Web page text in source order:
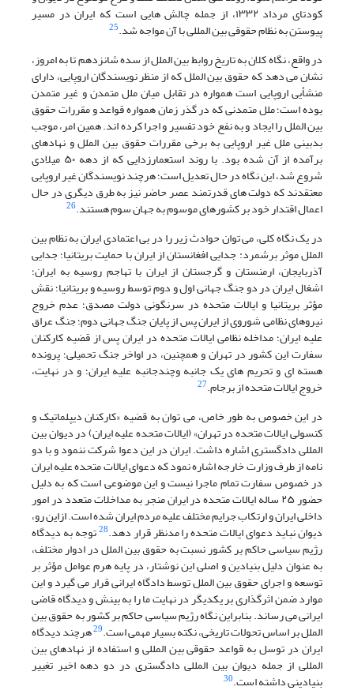
کودتای مرداد ۱۳۳۲، از جمله چالش هایی است که ایران در مسیر
پیوستن به نظام حقوقی بین المللی با آن مواجه شد.25
در واقع، نگاه کلان به تاریخ روابط بین الملل از سده شانزدهم تا به امروز،
نشان می دهد که حقوق بین الملل که از منظر نویسندگان اروپایی، دارای
منشأیی اروپایی است همواره در تقابل میان ملل متمدن و غیر متمدن
بوده است؛ ملل متمدنی که در گذر زمان همواره قواعد و مقررات حقوق
بین الملل را ایجاد و به نفع خود تفسیر و اجرا کرده اند. همین امر، موجب
بدبینی ملل غیر اروپایی به برخی مقررات حقوق بین الملل و نهادهای
برآمده از آن شده بود. با روند استعمارزدایی که از دهه ۵۰ میلادی
شروع شد، این نگاه در حال تعدیل است؛ هرچند نویسندگان غیر اروپایی
معتقدند که دولت های قدرتمند عصر حاضر نیز به طرق دیگری در حال
اعمال اقتدار خود بر کشورهای موسوم به جهان سوم هستند.26
در یک نگاه کلی، می توان حوادث زیر را در بی اعتمادی ایران به نظام بین
الملل موثر برشمرد: جدایی افغانستان از ایران با حمایت بریتانیا؛ جدایی
آذربایجان، ارمنستان و گرجستان از ایران با تهاجم روسیه به ایران؛
اشغال ایران در دو جنگ جهانی اول و دوم توسط روسیه و بریتانیا؛ نقش
مؤثر بریتانیا و ایالات متحده در سرنگونی دولت مصدق؛ عدم خروج
نیروهای نظامی شوروی از ایران پس از پایان جنگ جهانی دوم؛ جنگ عراق
علیه ایران؛ مداخله نظامی ایالات متحده در ایران پس از قضیه کارکنان
سفارت این کشور در تهران و همچنین، در اواخر جنگ تحمیلی؛ پرونده
هسته ای و تحریم های یک جانبه وچندجانبه علیه ایران؛ و در نهایت،
خروج ایالات متحده از برجام.27
در این خصوص به طور خاص، می توان به قضیه «کارکنان دیپلماتیک و
کنسولی ایالات متحده در تهران» (ایالات متحده علیه ایران) در دیوان بین
المللی دادگستری اشاره داشت. ایران در این دعوا شرکت ننمود و با دو
نامه از طرف وزارت خارجه اشاره نمود که دعوای ایالات متحده علیه ایران
در خصوص سفارت تمام ماجرا نیست و این موضوعی است که به دلیل
حضور ۲۵ ساله ایالات متحده در ایران منجر به مداخلات متعدد در امور
داخلی ایران و ارتکاب جرایم مختلف علیه مردم ایران شده است. ازاین رو،
دیوان نباید دعوای ایالات متحده را مدنظر قرار دهد.28توجه به دیدگاه
رژیم سیاسی حاکم بر کشور نسبت به حقوق بین الملل در ادوار مختلف،
به عنوان دلیل بنیادین و اصلی این نوشتار، در پایه هرم عوامل مؤثر بر
توسعه و اجرای حقوق بین الملل توسط دادگاه ایرانی قرار می گیرد واین
مواردضمناثرگذاریبریکدیگردرنهایتمارابهبینشودیدگاهقاضی
ایرانیمیرساند.بنابراین نگاه رژیم سیاسی حاکم بر کشور به حقوق بین
الملل بر اساس تحولات تاریخی، نکته بسیار مهمی است.29هرچند دیدگاه
ایران در توسل به قواعد حقوقی بین المللی و استفاده از نهادهای بین
المللی از جمله دیوان بین المللی دادگستری در دو دهه اخیر تغییر
بنیادینی داشته است.30